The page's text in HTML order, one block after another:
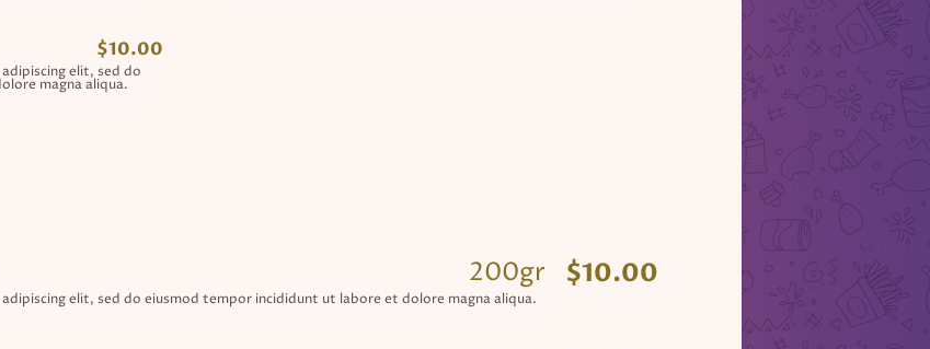
$10.00
elit, sed do
magna aliqua.
200gr $10.00
elit, sed do eiusmod tempor incididunt ut labore et dolore magna aliqua.